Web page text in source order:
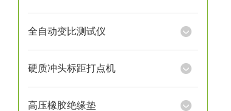
全自动变比测试仪
硬质冲头标距打点机
高压橡胶绝缘垫